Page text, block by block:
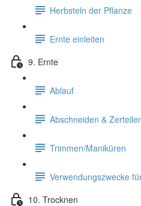
Herbsteln der Pflanze
Ernte einleiten
9. Ernte
Ablauf
Abschneiden &
Trimmen/Maniküren
Verwendungszwecke
10. Trocknen